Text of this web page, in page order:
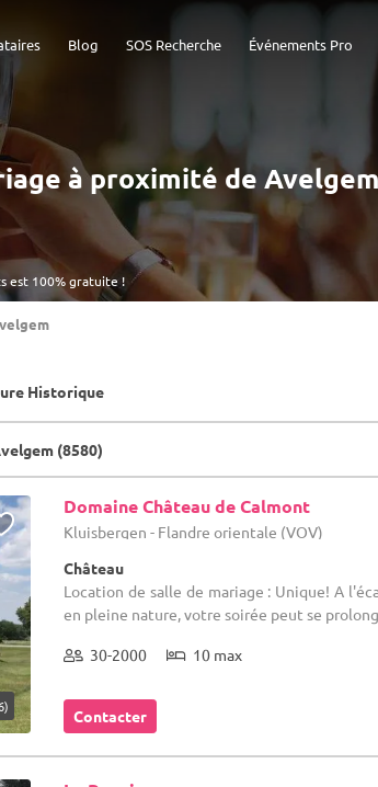
Événements Pro
SOS Recherche
Blog
est 100% gratuite !
à proximité de
Historique
(8580)
Domaine Château de Calmont
Kluisbergen - Flandre orientale (VOV)
Château
Location de salle de mariage : Unique! A
en pleine nature, votre soirée peut se
30-2000 10 max
Contacter